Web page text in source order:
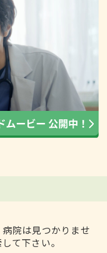
院は見つかりませ
て下さい。